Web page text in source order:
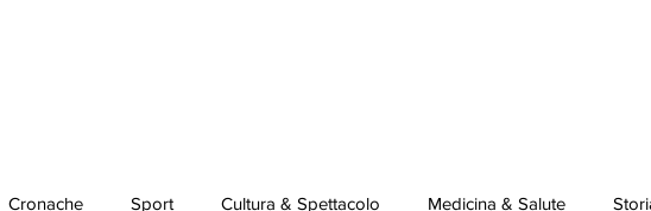
Cronache Sport Cultura & Spettacolo Medicina & Salute